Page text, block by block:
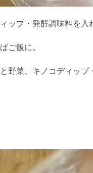
ップ・発酵調味料を入
ご飯に。
野菜、キノコディッ